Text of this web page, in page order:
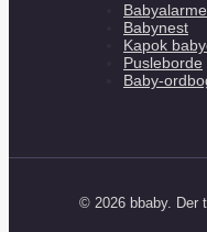
Babynest
Kapok
Pusleborde
Baby-
© 2026 bbaby. Der